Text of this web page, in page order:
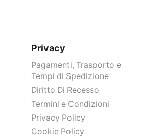
Privacy
Pagamenti, Trasporto e
Tempi di Spedizione
Diritto Di Recesso
Termini e Condizioni
Privacy Policy
Cookie Policy